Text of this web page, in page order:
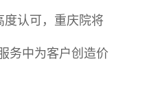
认可，重庆院将
务中为客户创造价